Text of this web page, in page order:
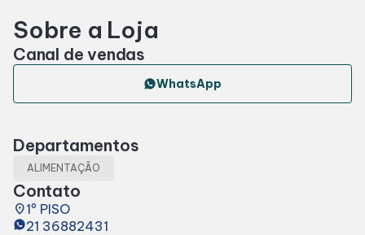
Cinema
Lojas e Restaurantes
Lojas
Sobre a Loja
Canal de vendas
WhatsApp
Departamentos
ALIMENTAÇÃO
Contato
place1º PISO
21 36882431